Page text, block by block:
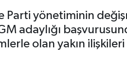
Parti yönetiminin
adaylığı
olan yakın